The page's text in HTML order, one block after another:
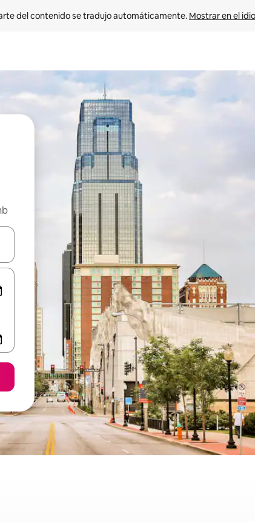
del contenido se tradujo automáticamente. Mostrar en el
usando las teclas de las flechas hacia arriba y hacia